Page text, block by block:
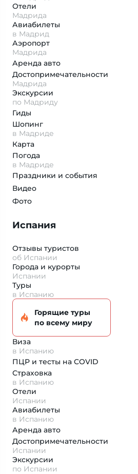
Отели
Мадрида
Авиабилеты
в Мадрид
Аэропорт
Мадрида
Аренда авто
Достопримеча­тельности
Мадрида
Экскурсии
по Мадриду
Гиды
Шопинг
в Мадриде
Карта
Погода
в Мадриде
Праздники и события
Видео
Фото
Испания
Отзывы туристов
об Испании
Города и курорты
Испании
Туры
в Испанию
Горящие туры
по всему миру
Виза
в Испанию
ПЦР и тесты на COVID
Страховка
в Испанию
Отели
Испании
Авиабилеты
в Испанию
Аренда авто
Достопримеча­тельности
Испании
Экскурсии
по Испании